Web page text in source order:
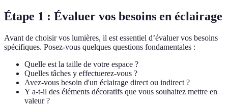
Étape 1 : Évaluer vos besoins en éclairage
Avant de choisir vos lumières, il est essentiel d’évaluer vos besoins
spécifiques. Posez-vous quelques questions fondamentales :
Quelle est la taille de votre espace ?
Quelles tâches y effectuerez-vous ?
Avez-vous besoin d'un éclairage direct ou indirect ?
Y a-t-il des éléments décoratifs que vous souhaitez mettre en
valeur ?